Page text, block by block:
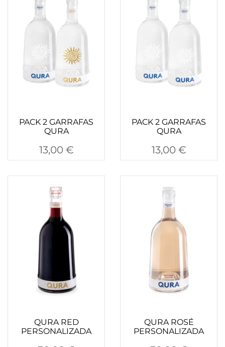
PACK 2 GARRAFAS
QURA
13,00 €
PACK 2 GARRAFAS
QURA
13,00 €
QURA RED
PERSONALIZADA
QURA ROSÉ
PERSONALIZADA